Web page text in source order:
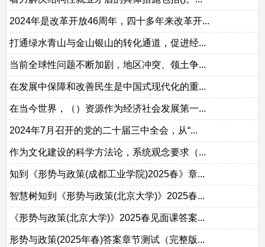
2024年是改革开放46周年，四十多年来改革开...
打通绿水青山与金山银山的转化通道，促进经...
当前全球性问题不断加剧，地区冲突、领土争...
在发展中保障和改善民生是中国式现代化的重...
在当今世界，（）资源作为经济社会发展第一...
2024年7月召开的党的二十届三中全会，从“...
作为文化建设的科学方法论，系统观念要求（...
知到《形势与政策(成都工业学院)2025春》章...
智慧树知到《形势与政策(北京大学)》2025春...
《形势与政策(北京大学)》2025春见面课答案...
形势与政策(2025年春)答案章节测试（完整版...